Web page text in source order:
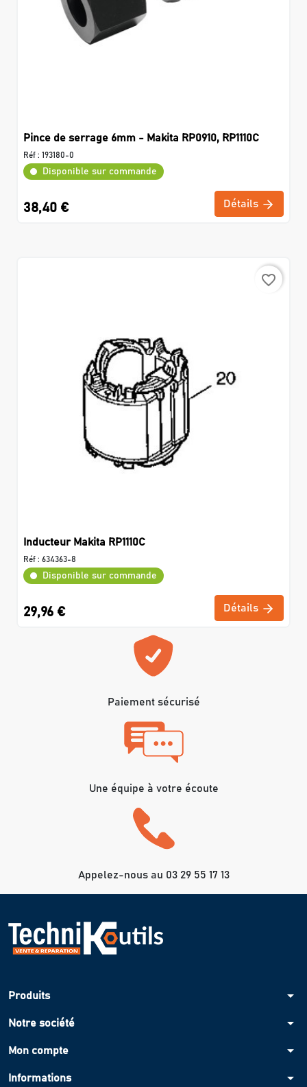
Pince de serrage 6mm - Makita RP0910, RP1110C
Réf : 193180-0
Disponible sur commande
38,40 € Détails
favorite_border
Inducteur Makita RP1110C
Réf : 634363-8
Disponible sur commande
29,96 € Détails
Paiement sécurisé
Une équipe à votre écoute
Appelez-nous au 03 29 55 17 13
Produits arrow_drop_down
Notre société arrow_drop_down
Mon compte arrow_drop_down
Informations arrow_drop_down